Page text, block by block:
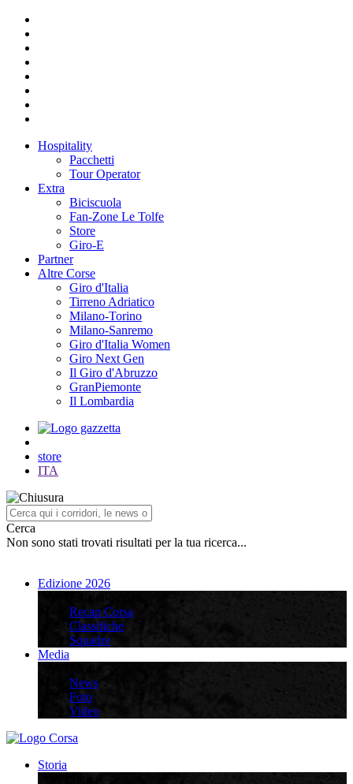
Hospitality
Pacchetti
Tour Operator
Extra
Biciscuola
Fan-Zone Le Tolfe
Store
Giro-E
Partner
Altre Corse
Giro d'Italia
Tirreno Adriatico
Milano-Torino
Milano-Sanremo
Giro d'Italia Women
Giro Next Gen
Il Giro d'Abruzzo
GranPiemonte
Il Lombardia
store
ITA
Cerca
Non sono stati trovati risultati per la tua ricerca...
Edizione 2026
Recap Corsa
Classifiche
Squadre
Media
News
Foto
Video
Storia